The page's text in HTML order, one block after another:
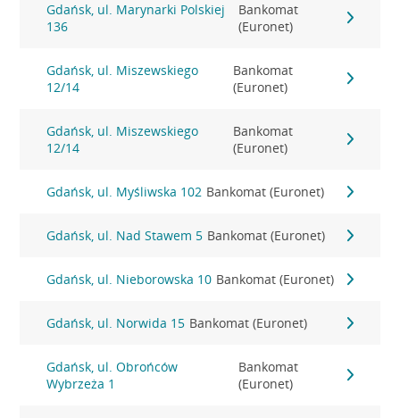
Gdańsk, ul. Marynarki Polskiej
136
Bankomat
(Euronet)
Gdańsk, ul. Miszewskiego
12/14
Bankomat
(Euronet)
Gdańsk, ul. Miszewskiego
12/14
Bankomat
(Euronet)
Gdańsk, ul. Myśliwska 102 Bankomat (Euronet)
Gdańsk, ul. Nad Stawem 5 Bankomat (Euronet)
Gdańsk, ul. Nieborowska 10 Bankomat (Euronet)
Gdańsk, ul. Norwida 15 Bankomat (Euronet)
Gdańsk, ul. Obrońców
Wybrzeża 1
Bankomat
(Euronet)